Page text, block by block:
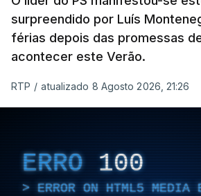
surpreendido por Luís
férias depois das promessas
acontecer este Verão.
RTP / atualizado 8 Agosto 2026, 21:26
ERRO 100
ERROR ON HTML5 MEDIA